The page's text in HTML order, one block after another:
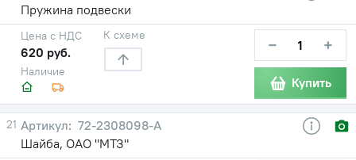
Пружина подвески
Наличие
Цена с НДС
620 руб.
К схеме − +
Купить
21
72-2308098-А
Шайба, ОАО "МТЗ"